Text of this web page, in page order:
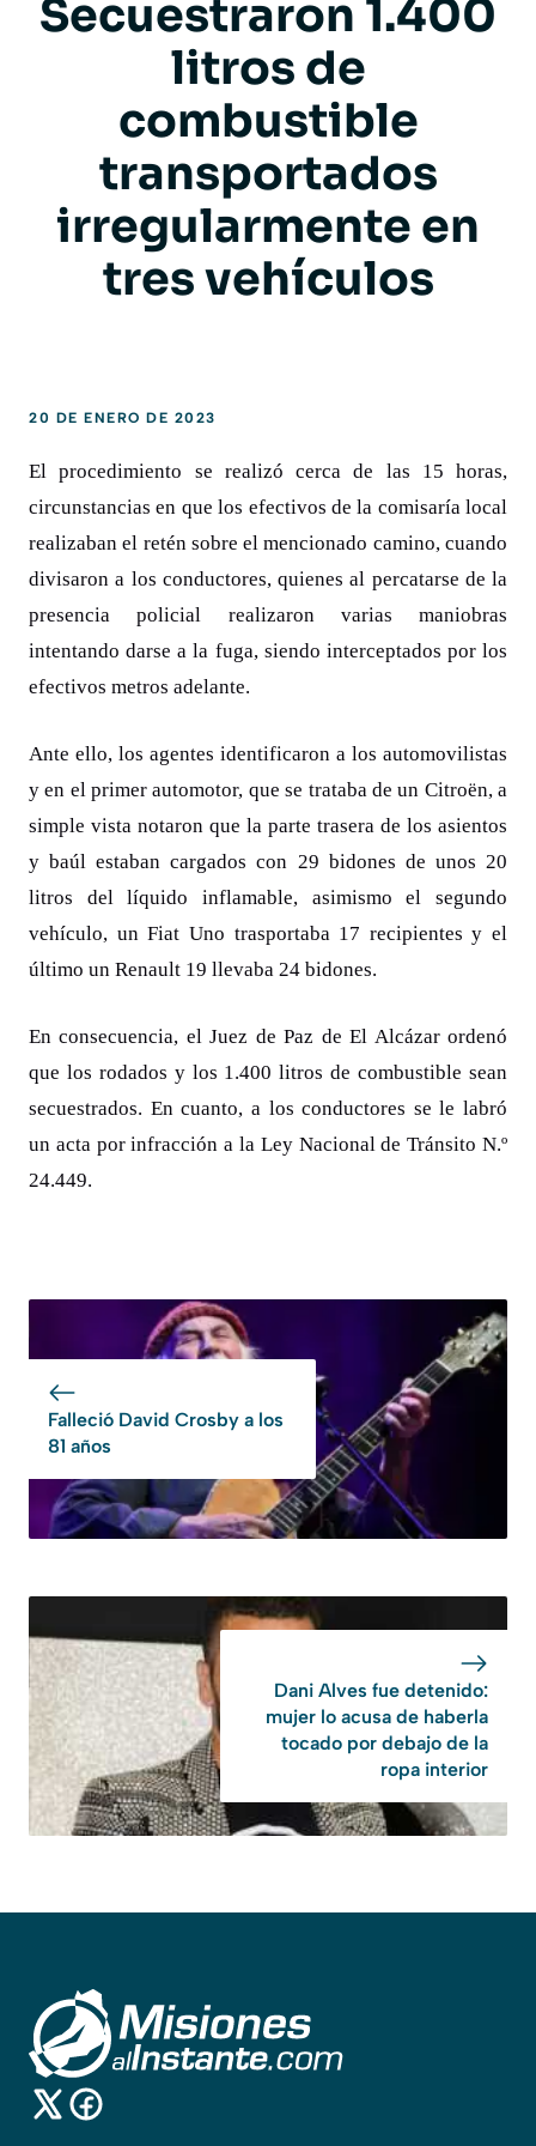
Secuestraron 1.400
litros de
combustible
transportados
irregularmente en
tres vehículos
20 DE ENERO DE 2023
El procedimiento se realizó cerca de las 15 horas,
circunstancias en que los efectivos de la comisaría local
realizaban el retén sobre el mencionado camino, cuando
divisaron a los conductores, quienes al percatarse de la
presencia policial realizaron varias maniobras
intentando darse a la fuga, siendo interceptados por los
efectivos metros adelante.
Ante ello, los agentes identificaron a los automovilistas
y en el primer automotor, que se trataba de un Citroën, a
simple vista notaron que la parte trasera de los asientos
y baúl estaban cargados con 29 bidones de unos 20
litros del líquido inflamable, asimismo el segundo
vehículo, un Fiat Uno trasportaba 17 recipientes y el
último un Renault 19 llevaba 24 bidones.
En consecuencia, el Juez de Paz de El Alcázar ordenó
que los rodados y los 1.400 litros de combustible sean
secuestrados. En cuanto, a los conductores se le labró
un acta por infracción a la Ley Nacional de Tránsito N.º
24.449.
Falleció David Crosby a los
81 años
Dani Alves fue detenido:
mujer lo acusa de haberla
tocado por debajo de la
ropa interior